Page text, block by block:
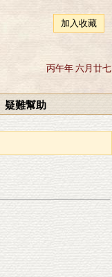
加入收藏
丙午年 六月廿七
疑難幫助